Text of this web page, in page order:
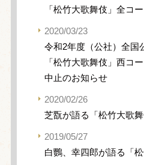
「松竹大歌舞伎」全コ
2020/03/23
令和2年度（公社）全国
「松竹大歌舞伎」西コ
中止のお知らせ
2020/02/26
芝翫が語る「松竹大歌
2019/05/27
白鸚、幸四郎が語る「